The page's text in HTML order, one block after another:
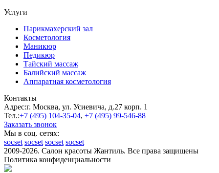
Услуги
Парикмахерский зал
Косметология
Маникюр
Педикюр
Тайский массаж
Балийский массаж
Аппаратная косметология
Контакты
Адрес:г. Москва, ул. Усиевича, д.27 корп. 1
Тел.:+7 (495) 104-35-04, +7 (495) 99-546-88
Заказать звонок
Мы в соц. сетях:
socset socset socset socset
2009-2026. Салон красоты Жантиль. Все права защищены
Политика конфиденциальности